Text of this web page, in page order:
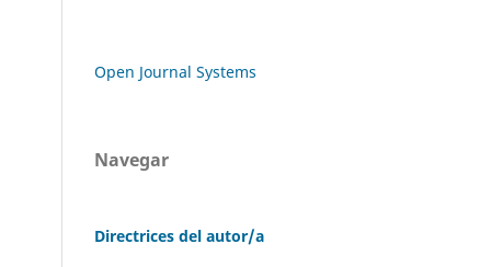
Open Journal Systems
Navegar
Directrices del autor/a